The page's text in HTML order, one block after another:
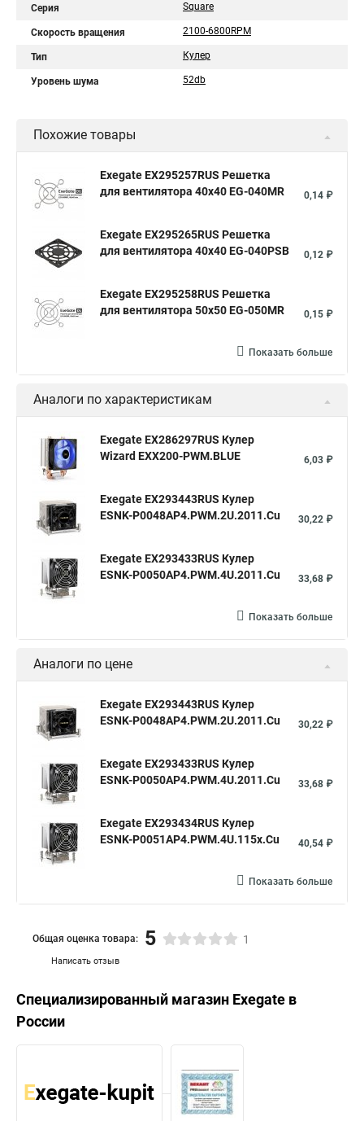
Серия Square
Скорость вращения 2100-6800RPM
Тип Кулер
Уровень шума 52db
Похожие товары
Exegate EX295257RUS Решетка
для вентилятора 40x40 EG-040MR
0,14 ₽
Exegate EX295265RUS Решетка
для вентилятора 40x40 EG-040PSB
0,12 ₽
Exegate EX295258RUS Решетка
для вентилятора 50х50 EG-050MR
0,15 ₽
Показать больше
Аналоги по характеристикам
Exegate EX286297RUS Кулер
Wizard EXX200-PWM.BLUE
6,03 ₽
Exegate EX293443RUS Кулер
ESNK-P0048AP4.PWM.2U.2011.Cu
30,22 ₽
Exegate EX293433RUS Кулер
ESNK-P0050AP4.PWM.4U.2011.Cu
33,68 ₽
Показать больше
Аналоги по цене
Exegate EX293443RUS Кулер
ESNK-P0048AP4.PWM.2U.2011.Cu
30,22 ₽
Exegate EX293433RUS Кулер
ESNK-P0050AP4.PWM.4U.2011.Cu
33,68 ₽
Exegate EX293434RUS Кулер
ESNK-P0051AP4.PWM.4U.115x.Cu
40,54 ₽
Показать больше
Написать отзыв
Общая оценка товара: 5 1
Специализированный магазин Exegate в
России